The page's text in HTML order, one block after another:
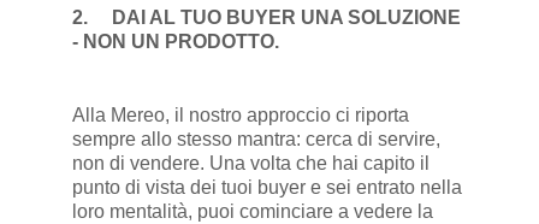
2.
DAI AL TUO BUYER UNA SOLUZIONE
- NON UN PRODOTTO.
Alla Mereo, il nostro approccio ci riporta
sempre allo stesso mantra: cerca di servire,
non di vendere. Una volta che hai capito il
punto di vista dei tuoi buyer e sei entrato nella
loro mentalità, puoi cominciare a vedere la